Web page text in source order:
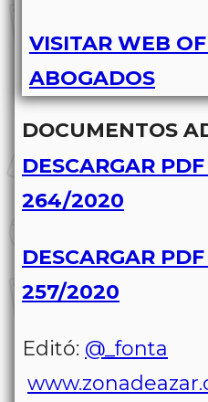
VISITAR WEB
ABOGADOS
DOCUMENTOS
DESCARGAR
264/2020
DESCARGAR
257/2020
Editó: @_fonta